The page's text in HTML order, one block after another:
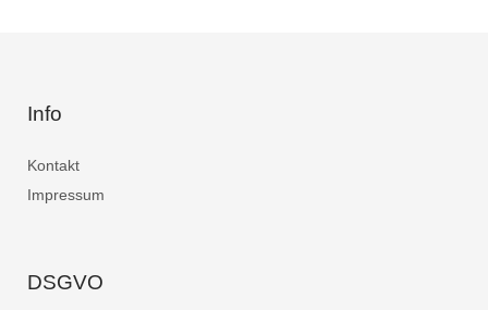
Info
Kontakt
Impressum
DSGVO